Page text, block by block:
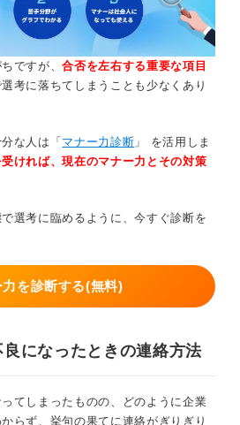
ですが、合否を左右する重要な項目
考に落ちてしまうことも少なくあり
な人は「 マナー力診断 」 を活用しま
ければ、現在のマナー力とその対策
選考に臨めるように、今すぐ診断を
力を診断する(無料)
になったときの連絡方法
てしまったものの、どのように企業
らず、挙句の果てに連絡がぎりぎり